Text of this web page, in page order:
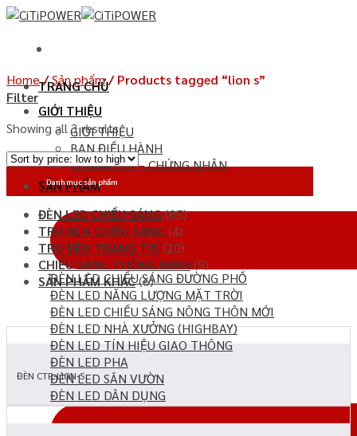
Chuyển
TRANG CHỦ
GIỚI THIỆU
GIỚI THIỆU
BAN ĐIỀU HÀNH
CHỨNG CHỈ – CHỨNG NHẬN
SẢN PHẨM
ĐÈN LED CHIẾU SÁNG ĐƯỜNG PHỐ
ĐÈN LED NĂNG LƯỢNG MẶT TRỜI
ĐÈN LED CHIẾU SÁNG NÔNG THÔN MỚI
ĐÈN LED NHÀ XƯỞNG (HIGHBAY)
ĐÈN LED TÍN HIỆU GIAO THÔNG
ĐÈN LED PHA
ĐÈN LED SÂN VƯỜN
ĐÈN LED DÂN DỤNG
Home/Sản phẩm/Products tagged “lion s”
Filter
Showing all 3 results
Danh mục sản phẩm
ĐÈN LED CHIẾU SÁNG(85)
TRỤ ĐÈN CHIẾU SÁNG (4)
TRỤ ĐÈN TRANG TRÍ(20)
CHIẾU SÁNG THÔNG MINH (9)
SẢN PHẨM KHÁC(6)
ĐÈN CTP-LION-S